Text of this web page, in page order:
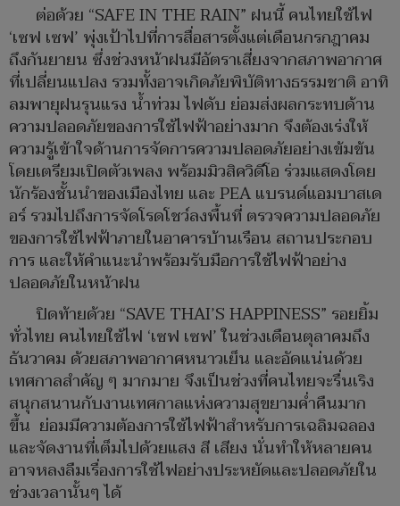
ต่อด้วย “SAFE IN THE RAIN” ฝนนี้ คนไทยใช้ไฟ
‘เซฟ เซฟ’ พุ่งเป้าไปที่การสื่อสารตั้งแต่เดือนกรกฎาคม
ถึงกันยายน ซึ่งช่วงหน้าฝนมีอัตราเสี่ยงจากสภาพอากาศ
ที่เปลี่ยนแปลง รวมทั้งอาจเกิดภัยพิบัติทางธรรมชาติ อาทิ
ลมพายุฝนรุนแรง น้ำท่วม ไฟดับ ย่อมส่งผลกระทบด้าน
ความปลอดภัยของการใช้ไฟฟ้าอย่างมาก จึงต้องเร่งให้
ความรู้เข้าใจด้านการจัดการความปลอดภัยอย่างเข้มข้น
โดยเตรียมเปิดตัวเพลง พร้อมมิวสิควิดีโอ ร่วมแสดงโดย
นักร้องชั้นนำของเมืองไทย และ PEA แบรนด์แอมบาสเด
อร์ รวมไปถึงการจัดโรดโชว์ลงพื้นที่ ตรวจความปลอดภัย
ของการใช้ไฟฟ้าภายในอาคารบ้านเรือน สถานประกอบ
การ และให้คำแนะนำพร้อมรับมือการใช้ไฟฟ้าอย่าง
ปลอดภัยในหน้าฝน
ปิดท้ายด้วย “SAVE THAI’S HAPPINESS” รอยยิ้ม
ทั่วไทย คนไทยใช้ไฟ ‘เซฟ เซฟ’ ในช่วงเดือนตุลาคมถึง
ธันวาคม ด้วยสภาพอากาศหนาวเย็น และอัดแน่นด้วย
เทศกาลสำคัญ ๆ มากมาย จึงเป็นช่วงที่คนไทยจะรื่นเริง
สนุกสนานกับงานเทศกาลแห่งความสุขยามค่ำคืนมาก
ขึ้น ย่อมมีความต้องการใช้ไฟฟ้าสำหรับการเฉลิมฉลอง
และจัดงานที่เต็มไปด้วยแสง สี เสียง นั่นทำให้หลายคน
อาจหลงลืมเรื่องการใช้ไฟอย่างประหยัดและปลอดภัยใน
ช่วงเวลานั้นๆ ได้